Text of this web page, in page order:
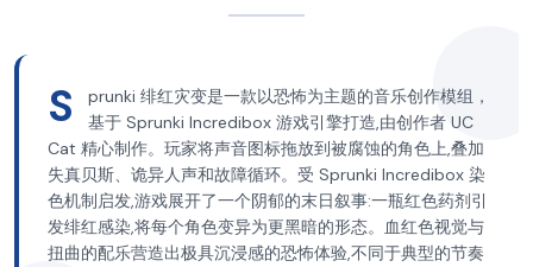
S
prunki 绯红灾变是一款以恐怖为主题的音乐创作模组，
基于 Sprunki Incredibox 游戏引擎打造,由创作者 UC
Cat 精心制作。玩家将声音图标拖放到被腐蚀的角色上,叠加
失真贝斯、诡异人声和故障循环。受 Sprunki Incredibox 染
色机制启发,游戏展开了一个阴郁的末日叙事:一瓶红色药剂引
发绯红感染,将每个角色变异为更黑暗的形态。血红色视觉与
扭曲的配乐营造出极具沉浸感的恐怖体验,不同于典型的节奏